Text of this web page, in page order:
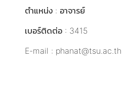
ตำแหน่ง : อาจารย์
เบอร์ติดต่อ : 3415
E-mail : phanat@tsu.ac.th